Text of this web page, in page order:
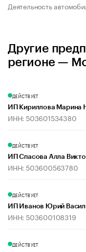
Деятельность
Другие
регионе —
ДЕЙСТВУЕТ
ИП Кириллова Марина
ИНН: 503601534380
ДЕЙСТВУЕТ
ИП Спасова Алла
ИНН: 503600563780
ДЕЙСТВУЕТ
ИП Иванов Юрий
ИНН: 503600108319
ДЕЙСТВУЕТ